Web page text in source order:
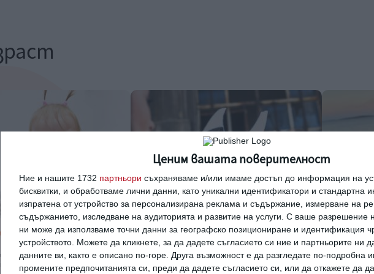
Ценим вашата поверителност
Ние и нашите 1732 партньори съхраняваме и/или имаме достъп до информация на
бисквитки, и обработваме лични данни, като уникални идентификатори и стандартна
изпратена от устройство за персонализирана реклама и съдържание, измерване на
съдържанието, изследване на аудиторията и развитие на услуги. С ваше разрешение
ни може да използваме точни данни за географско позициониране и идентификация
устройството. Можете да кликнете, за да дадете съгласието си ние и партньорите ни
данните ви, както е описано по-горе. Друга възможност е да разгледате по-подробна
промените предпочитанията си, преди да дадете съгласието си, или да откажете да
успокоите детето с
техники
Здраве
Без пигментни петна през
бременността
Заедно
Чиния с